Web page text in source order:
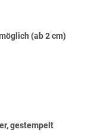
(ab 2 cm)
gestempelt